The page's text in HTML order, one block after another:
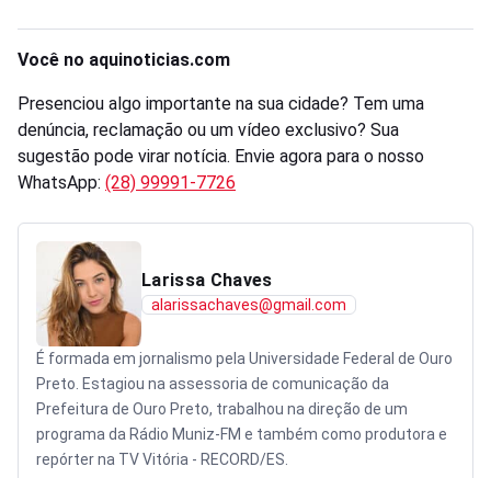
Você no aquinoticias.com
Presenciou algo importante na sua cidade? Tem uma
denúncia, reclamação ou um vídeo exclusivo? Sua
sugestão pode virar notícia. Envie agora para o nosso
WhatsApp: (28) 99991-7726
Larissa Chaves
alarissachaves@gmail.com
É formada em jornalismo pela Universidade Federal de Ouro
Preto. Estagiou na assessoria de comunicação da
Prefeitura de Ouro Preto, trabalhou na direção de um
programa da Rádio Muniz-FM e também como produtora e
repórter na TV Vitória - RECORD/ES.